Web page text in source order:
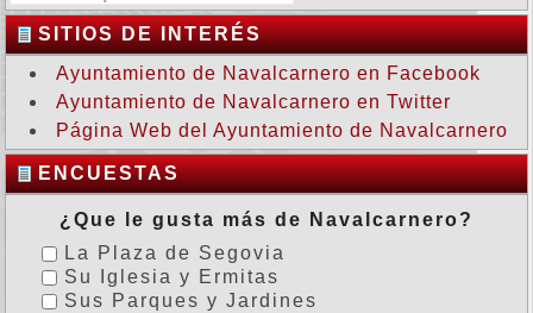
SITIOS DE INTERÉS
Ayuntamiento de Navalcarnero en Facebook
Ayuntamiento de Navalcarnero en Twitter
Página Web del Ayuntamiento de Navalcarnero
ENCUESTAS
¿Que le gusta más de Navalcarnero?
La Plaza de Segovia
Su Iglesia y Ermitas
Sus Parques y Jardines